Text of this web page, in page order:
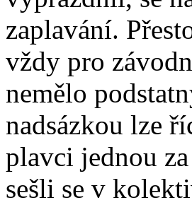
zaplavání.
vždy pro
nemělo
nadsázkou lze
plavci jednou
sešli se v